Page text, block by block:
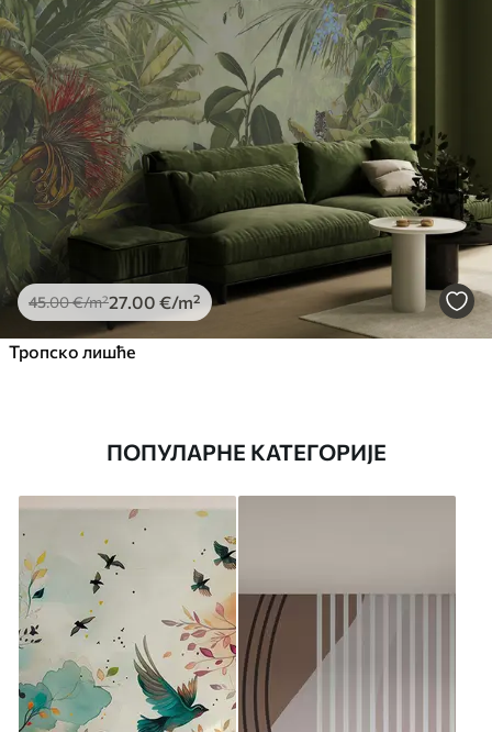
45.00€/m²27 .00 €/m²
Тропско лишће
ПОПУЛАРНЕ КАТЕГОРИЈЕ